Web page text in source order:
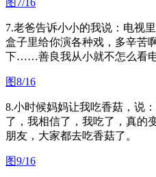
7.老爸告诉小小的我说：电视
盒子里给你演各种戏，多辛苦
下……善良我从小就不怎么看电
图8/16
8.小时候妈妈让我吃香菇，说
了，我相信了，我吃了，真的
朋友，大家都去吃香菇了。
图9/16